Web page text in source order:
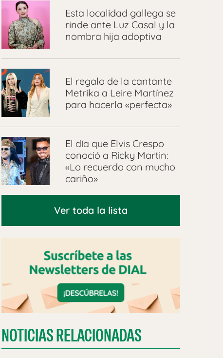
Esta localidad gallega se
rinde ante Luz Casal y la
nombra hija adoptiva
El regalo de la cantante
Metrika a Leire Martínez
para hacerla «perfecta»
El día que Elvis Crespo
conoció a Ricky Martin:
«Lo recuerdo con mucho
cariño»
Ver toda la lista
NOTICIAS RELACIONADAS